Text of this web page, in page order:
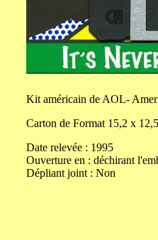
Kit américain de AOL-
Carton de Format 15,2 x 12,5
Date relevée : 1995
Ouverture en : déchirant
Dépliant joint : Non